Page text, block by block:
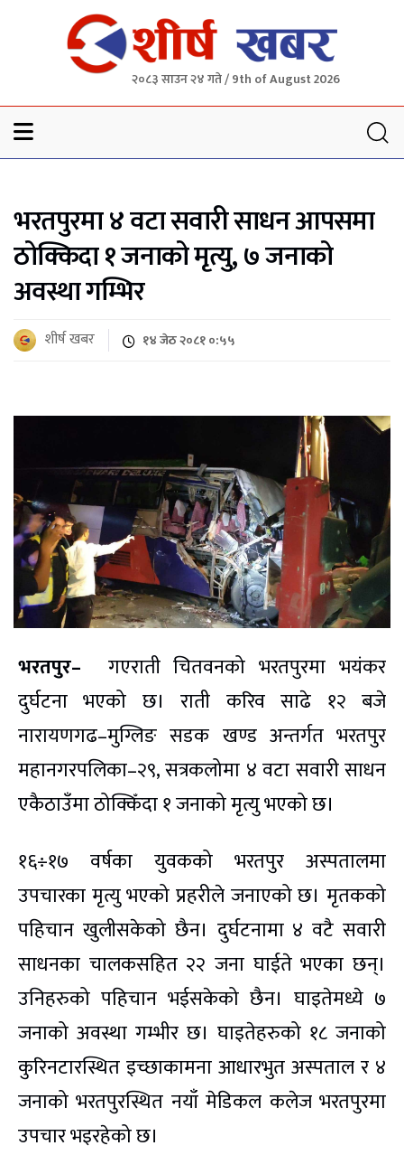
२०८३ साउन २४ गते / 9th of August 2026
भरतपुरमा ४ वटा सवारी साधन आपसमा
ठोक्किदा १ जनाको मृत्यु, ७ जनाको
अवस्था गम्भिर
शीर्ष खबर १४ जेठ २०८१ ०:५५
भरतपुर– गएराती चितवनको भरतपुरमा भयंकर
दुर्घटना भएको छ। राती करिव साढे १२ बजे
नारायणगढ–मुग्लिङ सडक खण्ड अन्तर्गत भरतपुर
महानगरपलिका–२९, सत्रकलोमा ४ वटा सवारी साधन
एकैठाउँमा ठोक्किँदा १ जनाको मृत्यु भएको छ।
१६÷१७ वर्षका युवकको भरतपुर अस्पतालमा
उपचारका मृत्यु भएको प्रहरीले जनाएको छ। मृतकको
पहिचान खुलीसकेको छैन। दुर्घटनामा ४ वटै सवारी
साधनका चालकसहित २२ जना घाईते भएका छन्।
उनिहरुको पहिचान भईसकेको छैन। घाइतेमध्ये ७
जनाको अवस्था गम्भीर छ। घाइतेहरुको १८ जनाको
कुरिनटारस्थित इच्छाकामना आधारभुत अस्पताल र ४
जनाको भरतपुरस्थित नयाँ मेडिकल कलेज भरतपुरमा
उपचार भइरहेको छ।